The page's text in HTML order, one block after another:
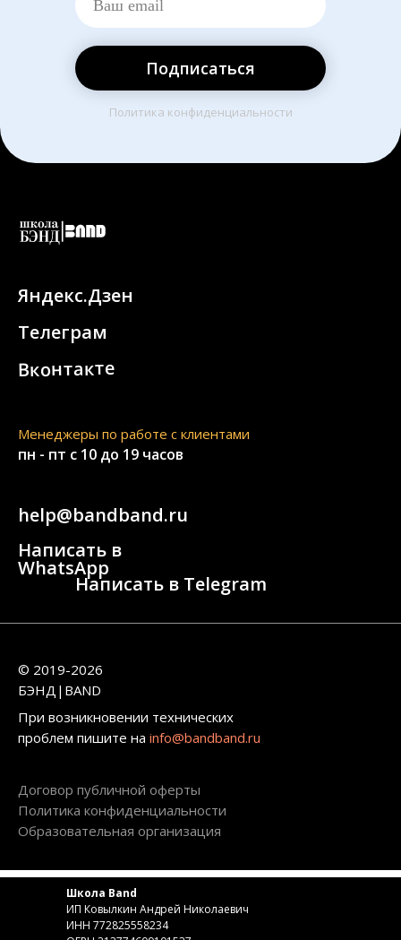
Подписаться
Политика конфиденциальности
Яндекс.Дзен
Телеграм
Вконтакте
Написать в
WhatsApp
Менеджеры по работе с клиентами
Договор публичной оферты
Политика конфиденциальности
Образовательная организация
При возникновении технических
проблем пишите на info@bandband.ru
© 2019-2026
БЭНД|BAND
help@bandband.ru
Написать в Telegram
пн - пт с 10 до 19 часов
Школа Band
ИП Ковылкин Андрей Николаевич
ИНН 772825558234